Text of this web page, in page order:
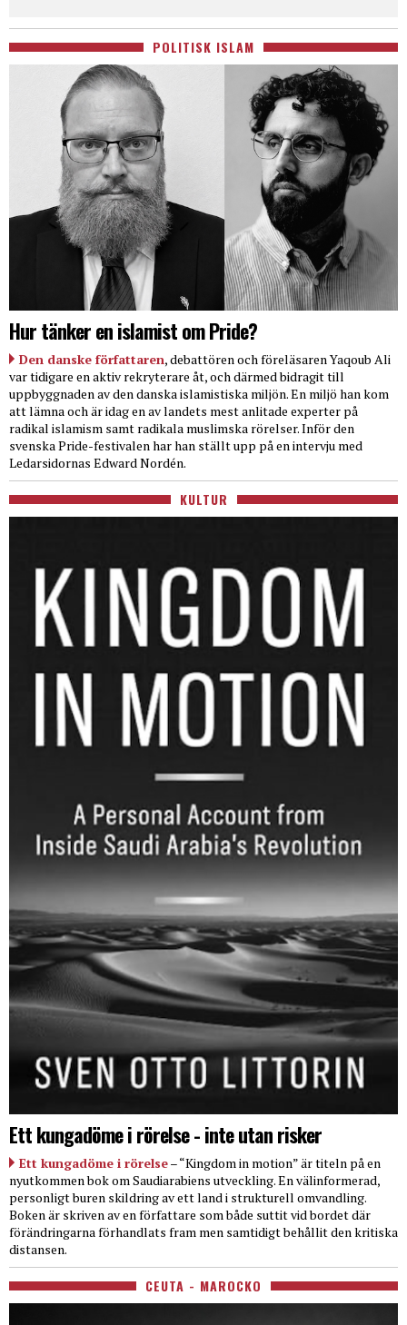
POLITISK ISLAM
Hur tänker en islamist om Pride?
Den danske författaren, debattören och föreläsaren Yaqoub Ali
var tidigare en aktiv rekryterare åt, och därmed bidragit till
uppbyggnaden av den danska islamistiska miljön. En miljö han kom
att lämna och är idag en av landets mest anlitade experter på
radikal islamism samt radikala muslimska rörelser. Inför den
svenska Pride-festivalen har han ställt upp på en intervju med
Ledarsidornas Edward Nordén.
KULTUR
Ett kungadöme i rörelse - inte utan risker
Ett kungadöme i rörelse– “Kingdom in motion” är titeln på en
nyutkommen bok om Saudiarabiens utveckling. En välinformerad,
personligt buren skildring av ett land i strukturell omvandling.
Boken är skriven av en författare som både suttit vid bordet där
förändringarna förhandlats fram men samtidigt behållit den kritiska
distansen.
CEUTA - MAROCKO